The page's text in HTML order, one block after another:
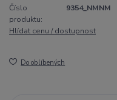
Číslo
produktu:
9354_NMNM
Hlídat cenu / dostupnost
Do oblíbených